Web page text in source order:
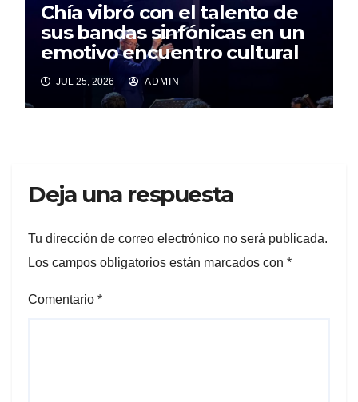
Chía vibró con el talento de
sus bandas sinfónicas en un
emotivo encuentro cultural
JUL 25, 2026 ADMIN
Deja una respuesta
Tu dirección de correo electrónico no será publicada.
Los campos obligatorios están marcados con *
Comentario *